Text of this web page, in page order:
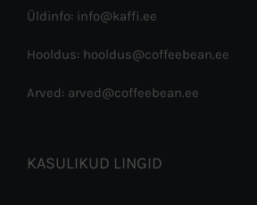
Üldinfo: info@kaffi.ee
Hooldus: hooldus@coffeebean.ee
Arved: arved@coffeebean.ee
KASULIKUD LINGID